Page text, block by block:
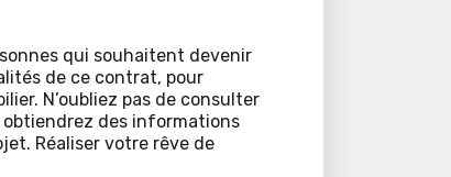
qui souhaitent devenir
de ce contrat, pour
N’oubliez pas de consulter
obtiendrez des informations
Réaliser votre rêve de